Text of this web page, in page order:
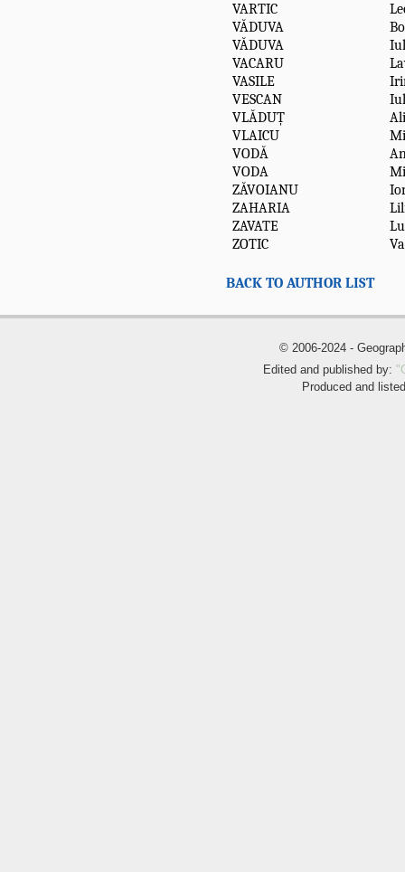
VARTIC
VĂDUVA
VĂDUVA
VACARU
VASILE
VESCAN
VLĂDUȚ
VLAICU
VODĂ
VODA
ZĂVOIANU
ZAHARIA
ZAVATE
ZOTIC
BACK TO AUTHOR LIST
© 2006-2024 -
Edited and published by:
Produced and